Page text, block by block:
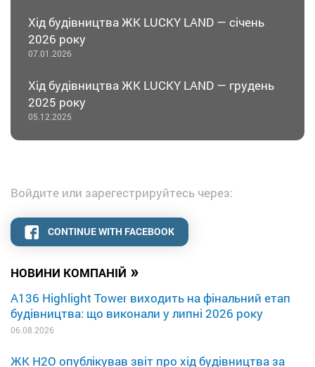
НОВИНИ КОМПАНІЙ »
A136 Highlight Tower виходить на фінальний етап
будівництва: що виконали у липні 2026 року
06.08.2026
ЖК H2O опублікував звіт про хід будівництва за
Хід будівництва ЖК LUCKY LAND — січень
2026 року
07.01.2026
Хід будівництва ЖК LUCKY LAND — грудень
2025 року
05.12.2025
Войдите или зарегестрируйтесь через:
CONTINUE WITH FACEBOOK